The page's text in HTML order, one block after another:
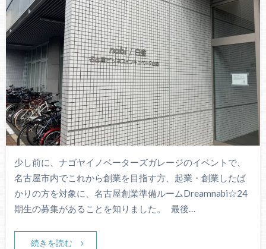
少し前に、ナゴヤイノベーターズガレージのイベントで、
名古屋市内でこれから創業を目指す方、起業・創業したば
かりの方を対象に、名古屋創業準備ルームDreamnabi☆24
期生の募集があることを知りました。 最後…
続きを読む